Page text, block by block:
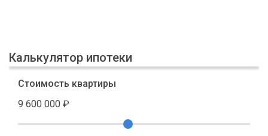
Калькулятор ипотеки
Стоимость квартиры
9 600 000 ₽